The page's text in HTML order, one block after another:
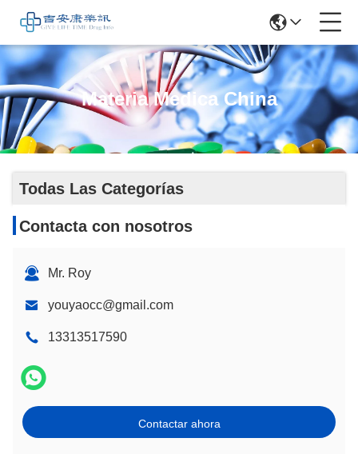
Materia Medica China
Todas Las Categorías
Contacta con nosotros
Mr. Roy
youyaocc@gmail.com
13313517590
Contactar ahora